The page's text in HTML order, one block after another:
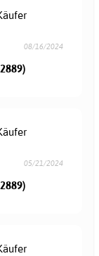
08/16/2024
05/21/2024